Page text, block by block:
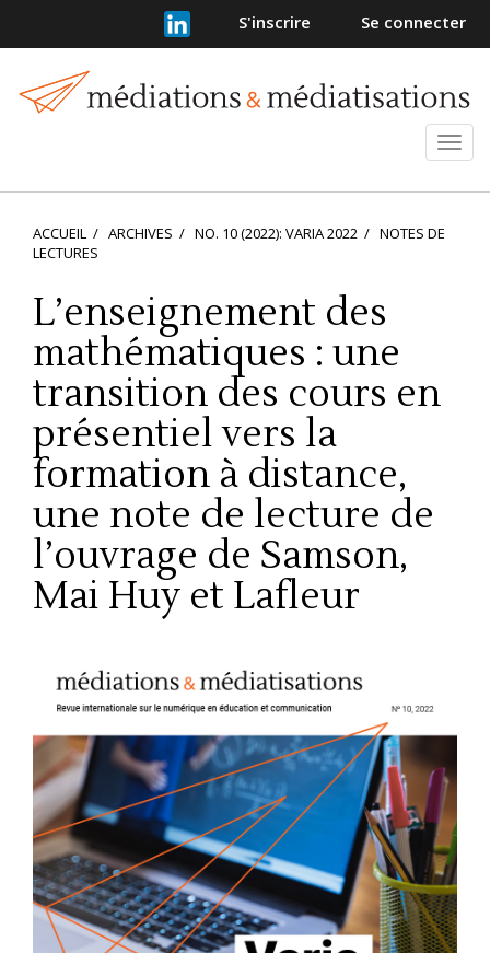
principal
Barre
S'inscrire Se connecter
ACCUEIL ARCHIVES NO. 10 (2022): VARIA 2022
NOTES DE
LECTURES
L’enseignement des
mathématiques : une
transition des cours en
présentiel vers la
formation à distance,
une note de lecture de
l’ouvrage de Samson,
Mai Huy et Lafleur
latérale
de
l'article